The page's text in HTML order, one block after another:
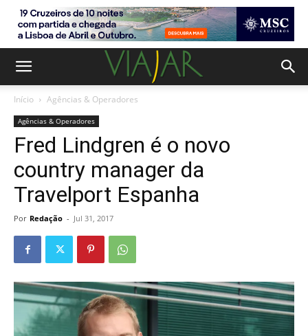
Início Agências & Operadores
Agências & Operadores
Fred Lindgren é o novo
country manager da
Travelport Espanha
Por Redação - Jul 31, 2017